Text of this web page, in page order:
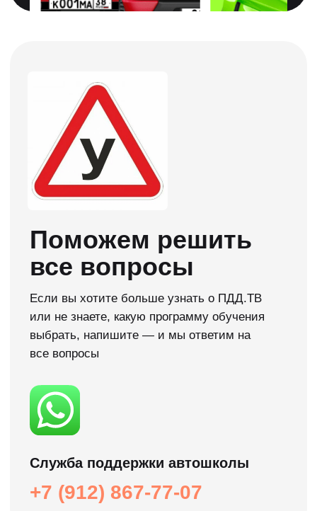
Можете сразу учиться, а документы
предоставить позже. Мы вам в этом
Нужна консультация →
Мы сделали официальное приложение для
изучения теории. Ты сможешь попробовать
нашу методику обучения в удобном для
себя формате и без затрат!
Начните учится
в ПДД.ТВ сейчас
Нужна помощь →